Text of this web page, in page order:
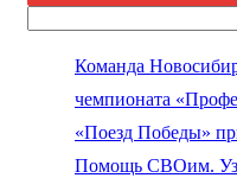
Команда
чемпионата
«Поезд Победы»
Помощь СВОим.